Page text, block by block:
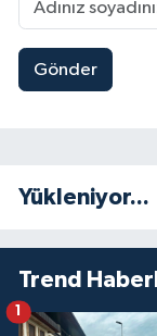
Gönder
Yükleniyor...
Trend
1